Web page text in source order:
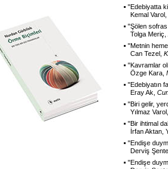
▪ "Edebiyatta
Kemal Varol,
▪ "Şölen
Tolga Meriç,
▪ "Metnin
Can Tezel,
▪ "Kavramlar
Özge Kara,
▪ "Edebiyatın
Eray Ak,
▪ "Biri gelir,
Yılmaz
▪ "Bir ihtimal
İrfan Aktan,
▪ "Endişe
Derviş
▪ "Endişe